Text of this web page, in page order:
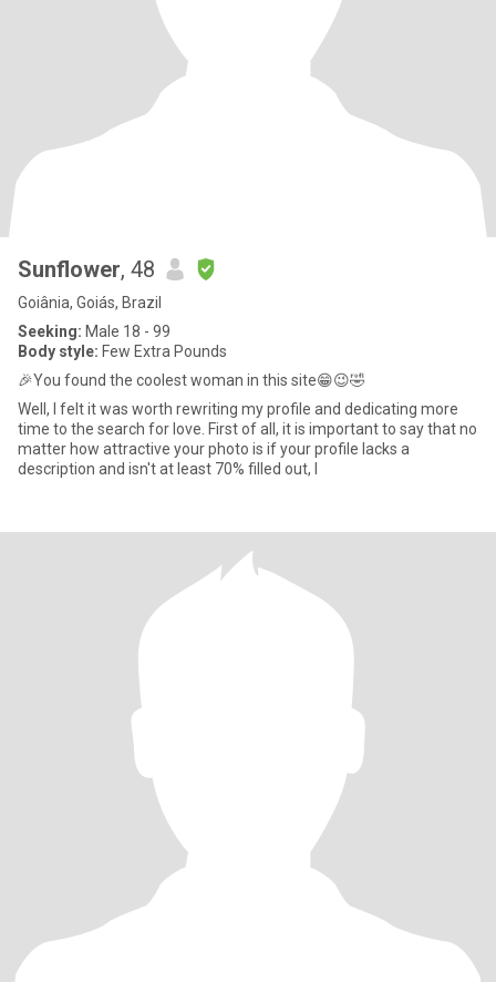
Sunflower, 48
Goiânia, Goiás, Brazil
Seeking: Male 18 - 99
Body style: Few Extra Pounds
🎉You found the coolest woman in this site😁😉🤣
Well, I felt it was worth rewriting my profile and dedicating more
time to the search for love. First of all, it is important to say that no
matter how attractive your photo is if your profile lacks a
description and isn't at least 70% filled out, I